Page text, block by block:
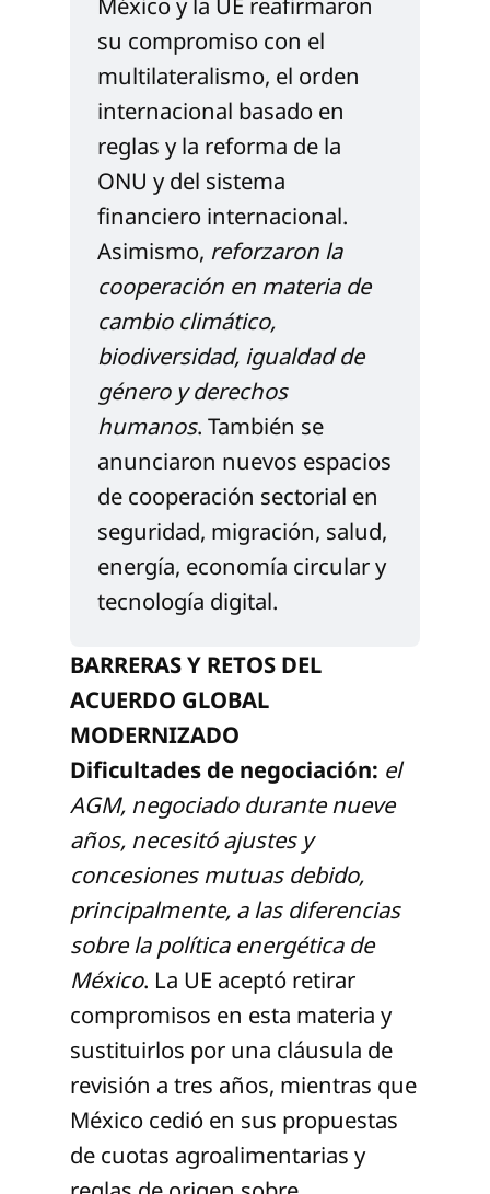
su compromiso con el
multilateralismo, el orden
internacional basado en
reglas y la reforma de la
ONU y del sistema
financiero internacional.
Asimismo, reforzaron la
cooperación en materia de
cambio climático,
biodiversidad, igualdad de
género y derechos
humanos. También se
anunciaron nuevos espacios
de cooperación sectorial en
seguridad, migración, salud,
energía, economía circular y
tecnología digital.
BARRERAS Y RETOS DEL
ACUERDO GLOBAL
MODERNIZADO
Dificultades de negociación: el
AGM, negociado durante nueve
años, necesitó ajustes y
concesiones mutuas debido,
principalmente, a las diferencias
sobre la política energética de
México. La UE aceptó retirar
compromisos en esta materia y
sustituirlos por una cláusula de
revisión a tres años, mientras que
México cedió en sus propuestas
de cuotas agroalimentarias y